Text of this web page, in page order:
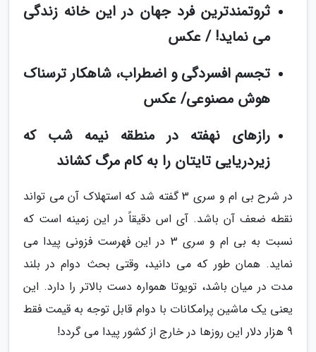
ثروتمندترین فرد جهان در این خانه زندگی
می نماید! / عکس
تجسم افسردگی و اضطراب، شاهکار ترسناک
هوش مصنوعی/ عکس
رازهای نهفته در منطقه نیمه شب که
زیردریایی تایتان را به کام مرگ کشاند
در شرح بی ام و سری 3 گفته شد که استهلاک آن می تواند
نقطه ضعف آن باشد. آی اس دقیقاً در این زمینه است که
نسبت به بی ام و سری 3 در این فهرست فزونی پیدا می
نماید. همان طور که می دانید، وقتی بحث دوام در بلند
مدت در میان باشد، تویوتا همواره دست بالاتر را دارد. این
یعنی یک ماشین پرامکانات با دوام قابل توجه به قیمت فقط
9 هزار دلار این روزها در خارج از کشور پیدا می گردد!